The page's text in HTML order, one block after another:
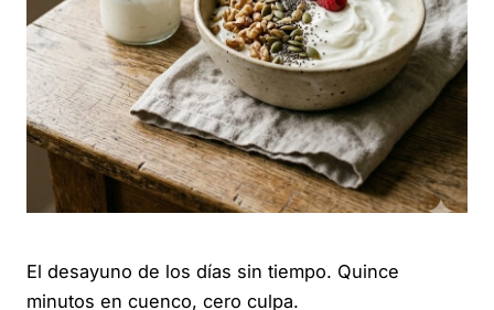
El desayuno de los días sin tiempo. Quince
minutos en cuenco, cero culpa.